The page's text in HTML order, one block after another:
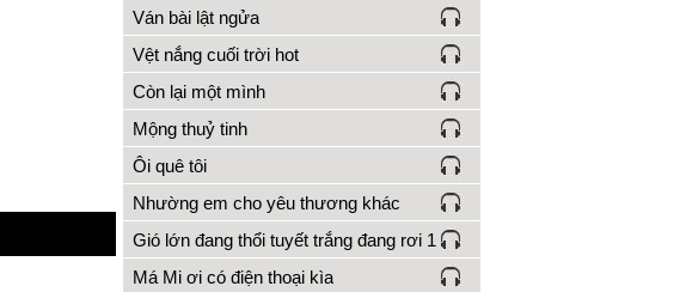
Ván bài lật ngửa
Vệt nắng cuối trời hot
Còn lại một mình
Mộng thuỷ tinh
Ôi quê tôi
Nhường em cho yêu thương khác
Gió lớn đang thổi tuyết trắng đang rơi 1
Má Mi ơi có điện thoại kìa